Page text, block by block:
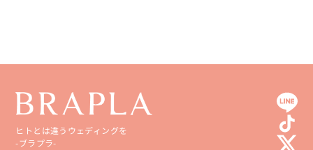
ヒトとは違うウェディングを
-ブラプラ-